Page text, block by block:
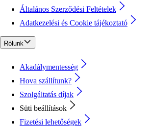
Általános Szerződési Feltételek
Adatkezelési és Cookie tájékoztató
Rólunk
Akadálymentesség
Hova szállítunk?
Szolgáltatás díjak
Süti beállítások
Fizetési lehetőségek